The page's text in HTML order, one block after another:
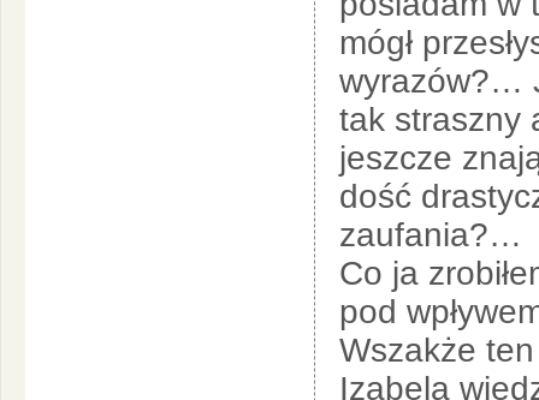
mógł
wyrazów?…
tak straszny
jeszcze
dość
zaufania?…
Co ja
pod
Wszakże
Izabela